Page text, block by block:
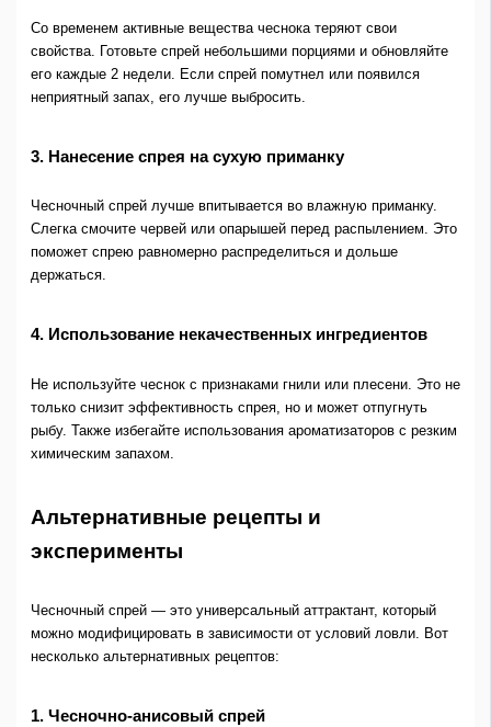
Со временем активные вещества чеснока теряют свои
свойства. Готовьте спрей небольшими порциями и обновляйте
его каждые 2 недели. Если спрей помутнел или появился
неприятный запах, его лучше выбросить.
3. Нанесение спрея на сухую приманку
Чесночный спрей лучше впитывается во влажную приманку.
Слегка смочите червей или опарышей перед распылением. Это
поможет спрею равномерно распределиться и дольше
держаться.
4. Использование некачественных ингредиентов
Не используйте чеснок с признаками гнили или плесени. Это не
только снизит эффективность спрея, но и может отпугнуть
рыбу. Также избегайте использования ароматизаторов с резким
химическим запахом.
Альтернативные рецепты и
эксперименты
Чесночный спрей — это универсальный аттрактант, который
можно модифицировать в зависимости от условий ловли. Вот
несколько альтернативных рецептов:
1. Чесночно-анисовый спрей